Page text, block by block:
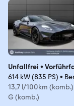
Unfallfrei •
614 kW (835 PS) •
13,7 l/100km (komb.)
G (komb.)